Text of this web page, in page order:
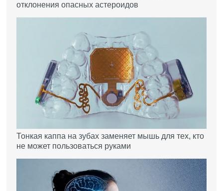
отклонения опасных астероидов
Тонкая каппа на зубах заменяет мышь для тех, кто
не может пользоваться руками